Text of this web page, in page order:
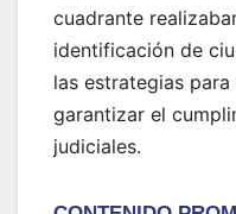
cuadrante
identificación de
las estrategias
garantizar el
judiciales.